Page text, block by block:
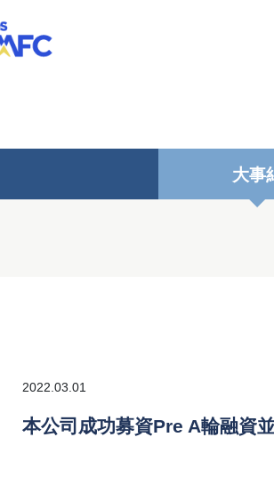
大事
2022.03.01
本公司成功募資Pre A輪融資